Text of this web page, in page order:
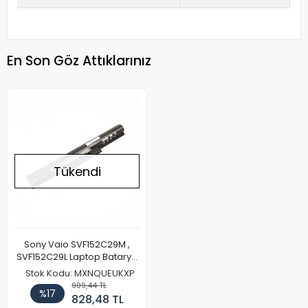
En Son Göz Attıklarınız
Tükendi
Sony Vaio SVF152C29M ,
SVF152C29L Laptop Batarya
Pil
Stok Kodu: MXNQUEUKXP
%17
999,44 TL
828,48 TL